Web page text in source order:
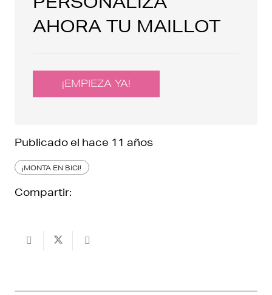
AHORA TU MAILLOT
¡EMPIEZA YA!
Publicado el hace 11 años
¡MONTA EN BICI!
Compartir: